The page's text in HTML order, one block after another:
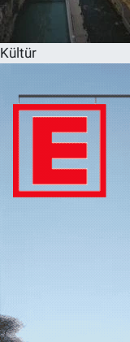
Kültür